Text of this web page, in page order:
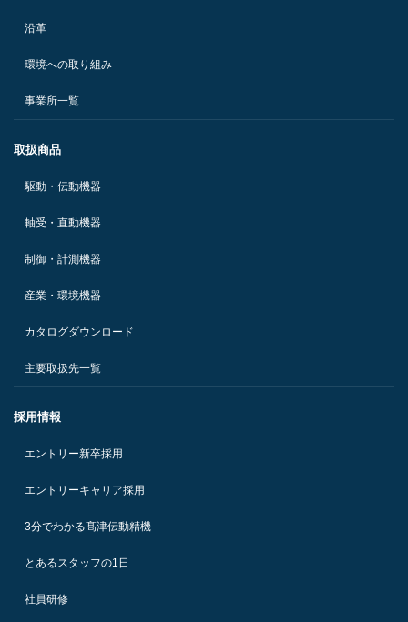
沿革
環境への取り組み
事業所一覧
取扱商品
駆動・伝動機器
軸受・直動機器
制御・計測機器
産業・環境機器
カタログダウンロード
主要取扱先一覧
採用情報
エントリー新卒採用
エントリーキャリア採用
3分でわかる髙津伝動精機
とあるスタッフの1日
社員研修